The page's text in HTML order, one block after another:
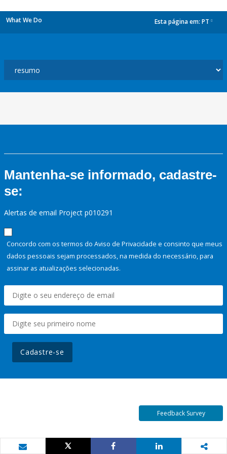
What We Do Esta página em: PT
Mantenha-se informado, cadastre-
se:
Alertas de email Project p010291
Concordo com os termos do Aviso de Privacidade e consinto que meus
dados pessoais sejam processados, na medida do necessário, para
assinar as atualizações selecionadas.
Cadastre-se
Feedback Survey